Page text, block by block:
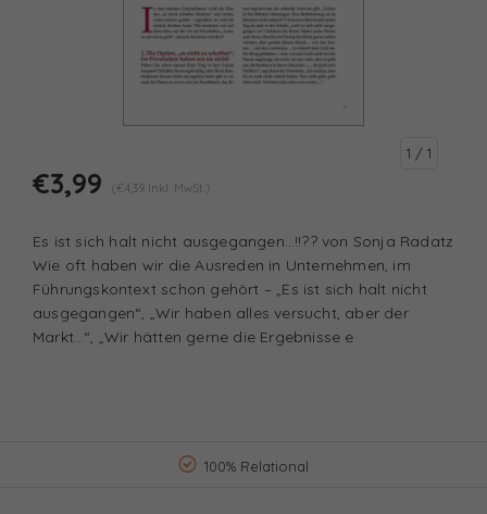
1 / 1
€3,99 (€4,39 Inkl. MwSt.)
Es ist sich halt nicht ausgegangen…!!?? von Sonja Radatz
Wie oft haben wir die Ausreden in Unternehmen, im
Führungskontext schon gehört – „Es ist sich halt nicht
ausgegangen“, „Wir haben alles versucht, aber der
Markt…“, „Wir hätten gerne die Ergebnisse e
100% Relational